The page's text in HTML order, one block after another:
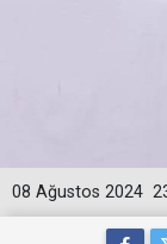
08 Ağustos 2024